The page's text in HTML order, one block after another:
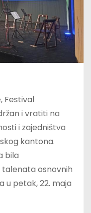
Festival
i vratiti na
i zajedništva
kantona.
bila
osnovnih
u petak, 22. maja